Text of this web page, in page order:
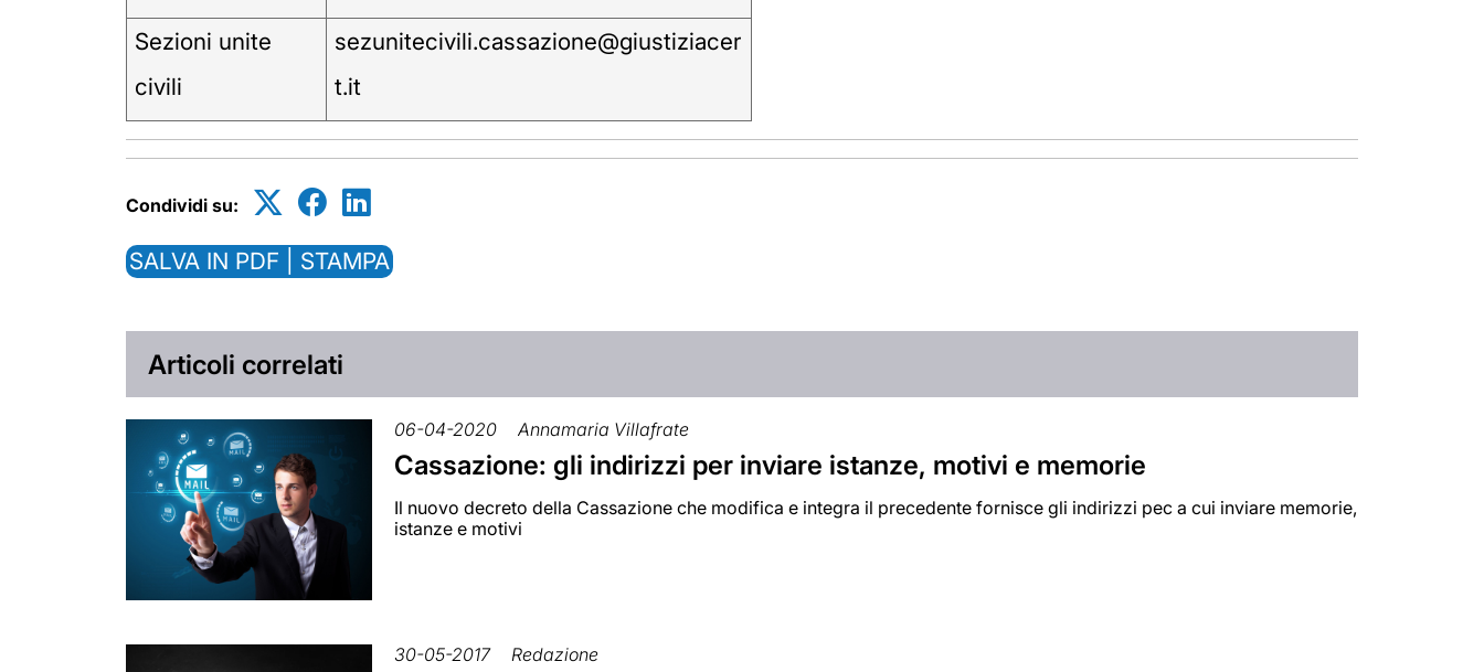
Sezioni unite
civili
sezunitecivili.cassazione@giustiziacer
t.it
Condividi su:
SALVA IN PDF | STAMPA
Articoli correlati
06-04-2020 Annamaria Villafrate
Cassazione: gli indirizzi per inviare istanze, motivi e memorie
Il nuovo decreto della Cassazione che modifica e integra il precedente fornisce gli indirizzi pec a cui inviare memorie,
istanze e motivi
30-05-2017 Redazione